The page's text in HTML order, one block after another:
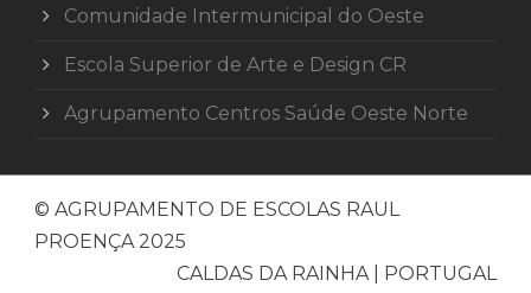
Comunidade Intermunicipal do Oeste
Escola Superior de Arte e Design CR
Agrupamento Centros Saúde Oeste Norte
© AGRUPAMENTO DE ESCOLAS RAUL
PROENÇA 2025
CALDAS DA RAINHA | PORTUGAL